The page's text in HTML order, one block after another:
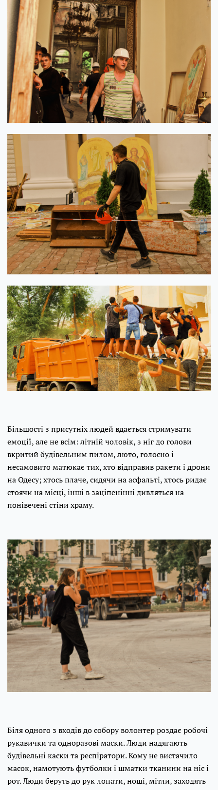
Більшості з присутніх людей вдається стримувати
емоції, але не всім: літній чоловік, з ніг до голови
вкритий будівельним пилом, люто, голосно і
несамовито матюкає тих, хто відправив ракети і дрони
на Одесу; хтось плаче, сидячи на асфальті, хтось ридає
стоячи на місці, інші в заціпенінні дивляться на
понівечені стіни храму.
Біля одного з входів до собору волонтер роздає робочі
рукавички та одноразові маски. Люди надягають
будівельні каски та респіратори. Кому не вистачило
масок, намотують футболки і шматки тканини на ніс і
рот. Люди беруть до рук лопати, ноші, мітли, заходять